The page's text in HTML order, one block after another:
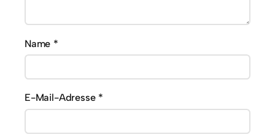
Name *
E-Mail-Adresse *